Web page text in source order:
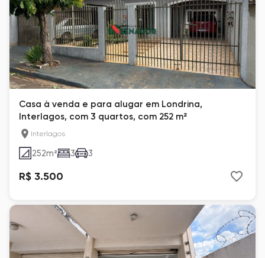
Casa à venda e para alugar em Londrina,
Interlagos, com 3 quartos, com 252 m²
Interlagos
252m² 3 3
R$ 3.500